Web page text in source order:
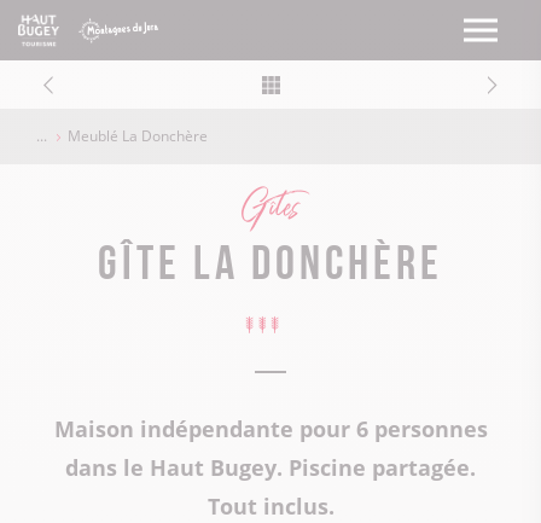
Meublé La Donchère
Gîtes
Gîte La Donchère
Maison indépendante pour 6 personnes
dans le Haut Bugey. Piscine partagée.
Tout inclus.